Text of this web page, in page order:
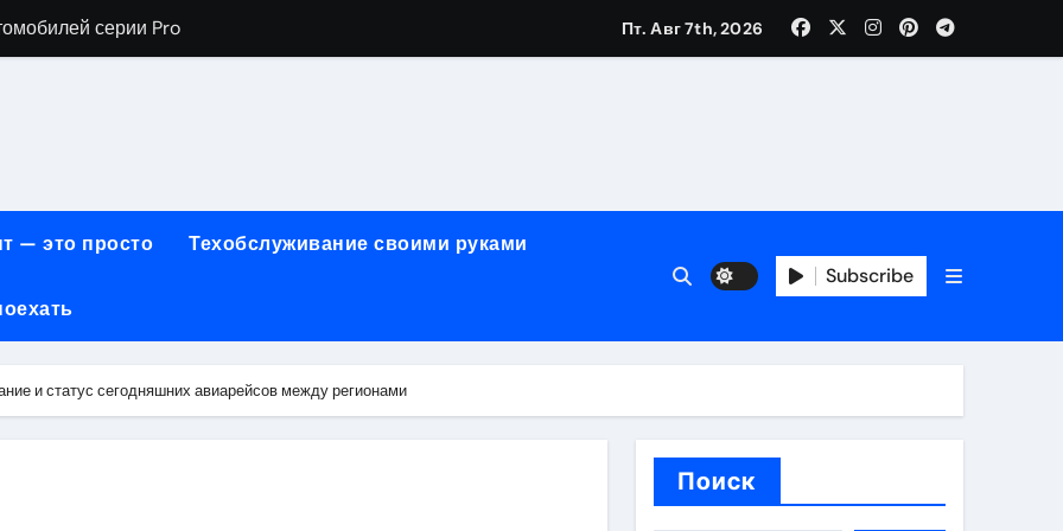
серии Pro
сервиса, наращивания ресниц и депиляции
огнезащиты металла: нанесение при -15°C внутри помещений и под навесом
по безопасности, производительности и типам доступа
и японских грузовых автомобилей
Пт. Авг 7th, 2026
— это просто Техобслуживание своими руками
Subscribe
и статус сегодняшних авиарейсов между регионами
Поиск